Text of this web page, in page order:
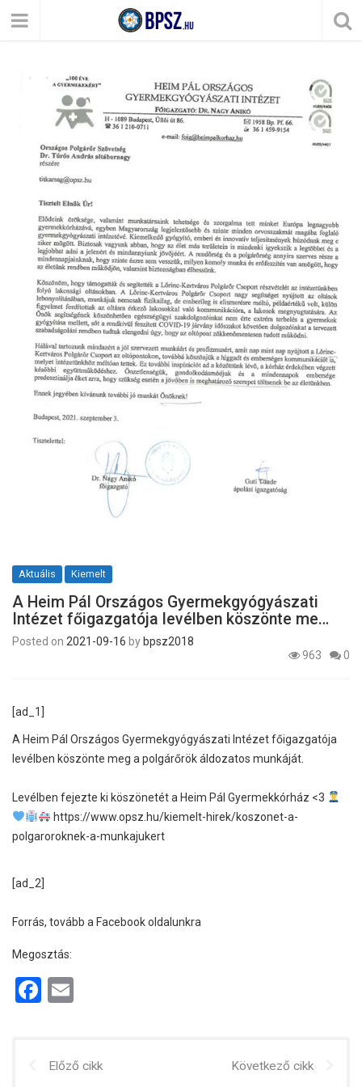
Aktuális Kiemelt
A Heim Pál Országos Gyermekgyógyászati
Intézet főigazgatója levélben köszönte me…
Posted on 2021-09-16 bybpsz2018
963
0
[ad_1]
A Heim Pál Országos Gyermekgyógyászati Intézet főigazgatója
levélben köszönte meg a polgárőrök áldozatos munkáját.
Levélben fejezte ki köszönetét a Heim Pál Gyermekkórház <3
https://www.opsz.hu/kiemelt-hirek/koszonet-a-
polgaroroknek-a-munkajukert
[ad_2]
Forrás, tovább a Facebook oldalunkra
Megosztás:
F
b
Előző cikk Következő cikk